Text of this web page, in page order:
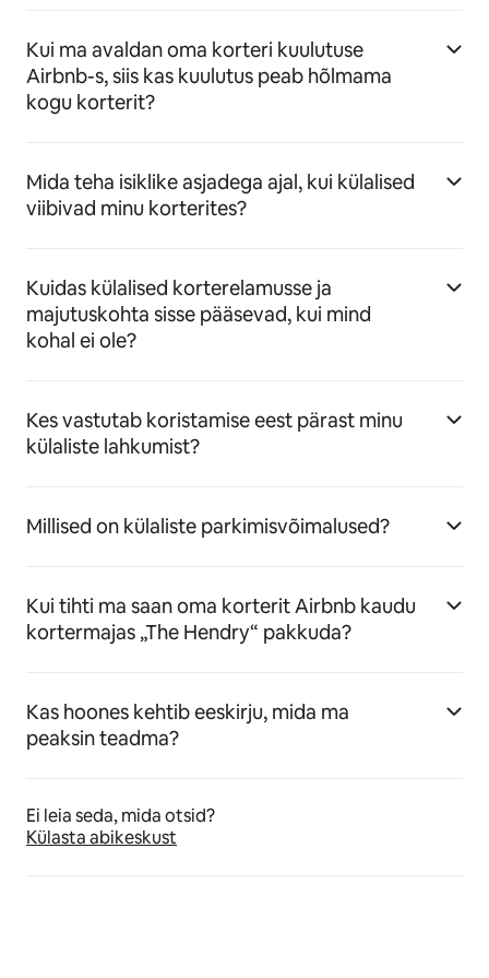
Kui ma avaldan oma korteri kuulutuse
Airbnb-s, siis kas kuulutus peab hõlmama
kogu korterit?
Mida teha isiklike asjadega ajal, kui külalised
viibivad minu korterites?
Kuidas külalised korterelamusse ja
majutuskohta sisse pääsevad, kui mind
kohal ei ole?
Kes vastutab koristamise eest pärast minu
külaliste lahkumist?
Millised on külaliste parkimisvõimalused?
Kui tihti ma saan oma korterit Airbnb kaudu
kortermajas „The Hendry“ pakkuda?
Kas hoones kehtib eeskirju, mida ma
peaksin teadma?
Ei leia seda, mida otsid?
Külasta abikeskust